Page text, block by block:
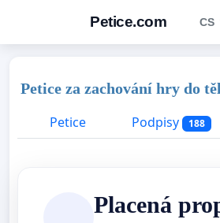
Petice.com CS
Petice za zachování hry do
Petice
Podpisy 188
Placená